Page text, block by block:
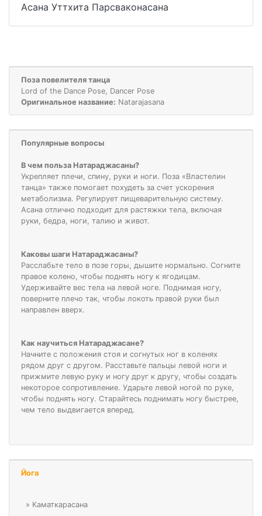
Асана Уттхита Парсваконасана
Поза повелителя танца
Lord of the Dance Pose, Dancer Pose
Оригинальное название: Natarajasana
Популярные вопросы
В чем польза Натараджасаны?
Укрепляет плечи, спину, руки и ноги. Поза «Властелин
танца» также помогает похудеть за счет ускорения
метаболизма. Регулирует пищеварительную систему.
Асана отлично подходит для растяжки тела, включая
руки, бедра, ноги, талию и живот.
Каковы шаги Натараджасаны?
Расслабьте тело в позе горы, дышите нормально. Согните
правое колено, чтобы поднять ногу к ягодицам.
Удерживайте вес тела на левой ноге. Поднимая ногу,
поверните плечо так, чтобы локоть правой руки был
направлен вверх.
Как научиться Натараджасане?
Начните с положения стоя и согнутых ног в коленях
рядом друг с другом. Расставьте пальцы левой ноги и
прижмите левую руку и ногу друг к другу, чтобы создать
некоторое сопротивление. Ударьте левой ногой по руке,
чтобы поднять ногу. Старайтесь поднимать ногу быстрее,
чем тело выдвигается вперед.
Йога
» Каматкарасана